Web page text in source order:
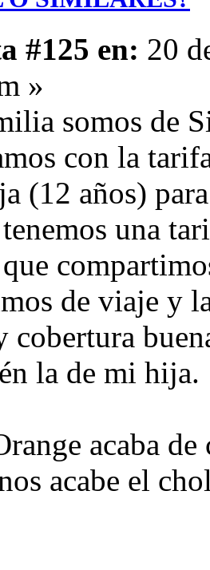
#125 en: 20
»
somos de
con la
(12 años)
una
de viaje y
cobertura
la de mi hija.
acaba
acabe el